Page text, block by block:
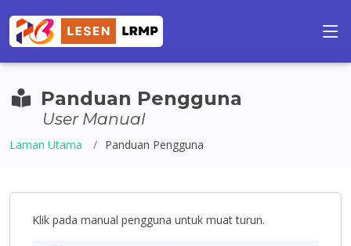
Panduan Pengguna
User Manual
Laman Utama Panduan Pengguna
Klik pada manual pengguna untuk muat turun.